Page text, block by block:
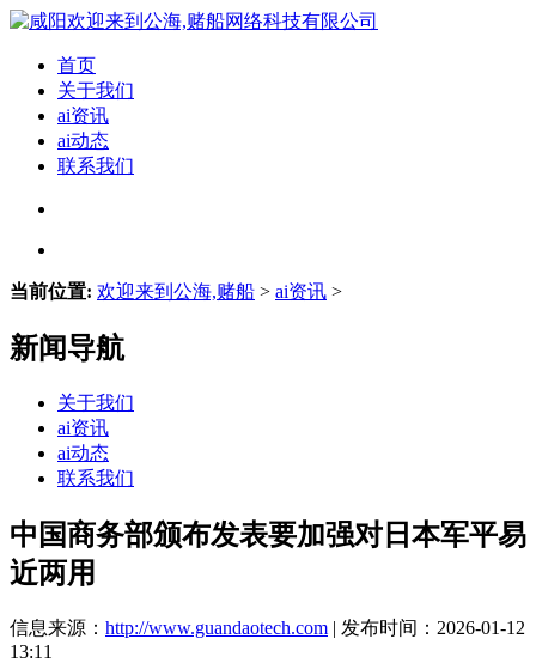
首页
关于我们
ai资讯
ai动态
联系我们
当前位置: 欢迎来到公海,赌船 > ai资讯 >
新闻导航
关于我们
ai资讯
ai动态
联系我们
中国商务部颁布发表要加强对日本军平易
近两用
信息来源： http://www.guandaotech.com | 发布时间：2026-01-12
13:11